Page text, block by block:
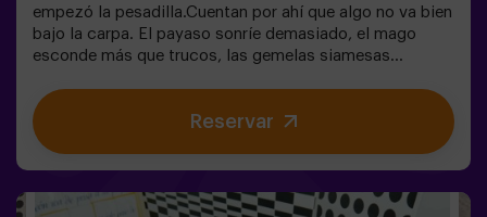
empezó la pesadilla.Cuentan por ahí que algo no va bien
bajo la carpa. El payaso sonríe demasiado, el mago
esconde más que trucos, las gemelas siamesas
muy raro. ¿Qué se esconde bajo la carpa de este circo y
qué es lo que quiere su cruel director?No todos los
circos hacen reír. En este, los aplausos pueden ser lo
Ingenio, reflejos y nervios de acero serán vuestra única
Reservar